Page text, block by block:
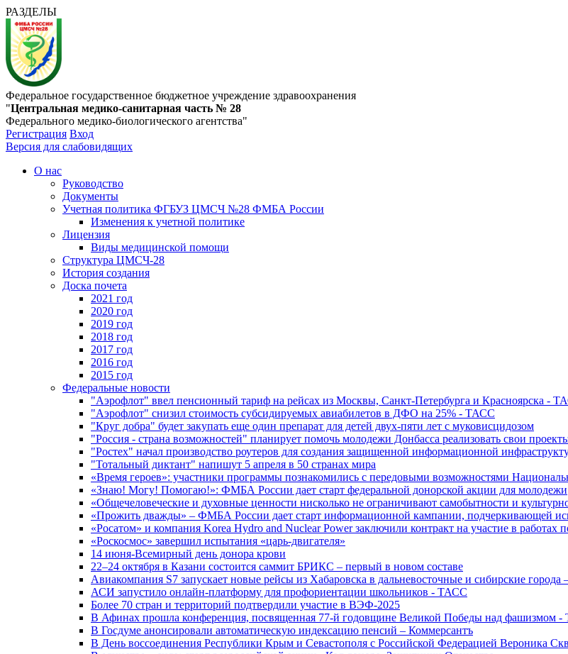
РАЗДЕЛЫ
Федеральное государственное бюджетное учреждение здравоохранения
"Центральная медико-санитарная часть № 28
Федерального медико-биологического агентства"
Регистрация Вход
Версия для слабовидящих
О нас
Руководство
Документы
Учетная политика ФГБУЗ ЦМСЧ №28 ФМБА России
Изменения к учетной политике
Лицензия
Виды медицинской помощи
Структура ЦМСЧ-28
История создания
Доска почета
2021 год
2020 год
2019 год
2018 год
2017 год
2016 год
2015 год
Федеральные новости
"Аэрофлот" ввел пенсионный тариф на рейсах из Москвы, Санкт-Петербурга и Красноярска -
"Аэрофлот" снизил стоимость субсидируемых авиабилетов в ДФО на 25% - ТАСС
"Круг добра" будет закупать еще один препарат для детей двух-пяти лет с муковисцидозом
"Россия - страна возможностей" планирует помочь молодежи Донбасса реализовать свои
"Ростех" начал производство роутеров для создания защищенной информационной
"Тотальный диктант" напишут 5 апреля в 50 странах мира
«Время героев»: участники программы познакомились с передовыми возможностями
«Знаю! Могу! Помогаю!»: ФМБА России дает старт федеральной донорской акции для молодежи
«Общечеловеческие и духовные ценности нисколько не ограничивают самобытности и
«Прожить дважды» – ФМБА России дает старт информационной кампании, подчеркивающей
«Росатом» и компания Korea Hydro and Nuclear Power заключили контракт на участие в
«Роскосмос» завершил испытания «царь-двигателя»
14 июня-Всемирный день донора крови
22–24 октября в Казани состоится саммит БРИКС – первый в новом составе
Авиакомпания S7 запускает новые рейсы из Хабаровска в дальневосточные и сибирские
АСИ запустило онлайн-платформу для профориентации школьников - ТАСС
Более 70 стран и территорий подтвердили участие в ВЭФ-2025
В Афинах прошла конференция, посвященная 77-й годовщине Великой Победы над фашизмом
В Госдуме анонсировали автоматическую индексацию пенсий – Коммерсантъ
В День воссоединения Республики Крым и Севастополя с Российской Федерацией Вероника